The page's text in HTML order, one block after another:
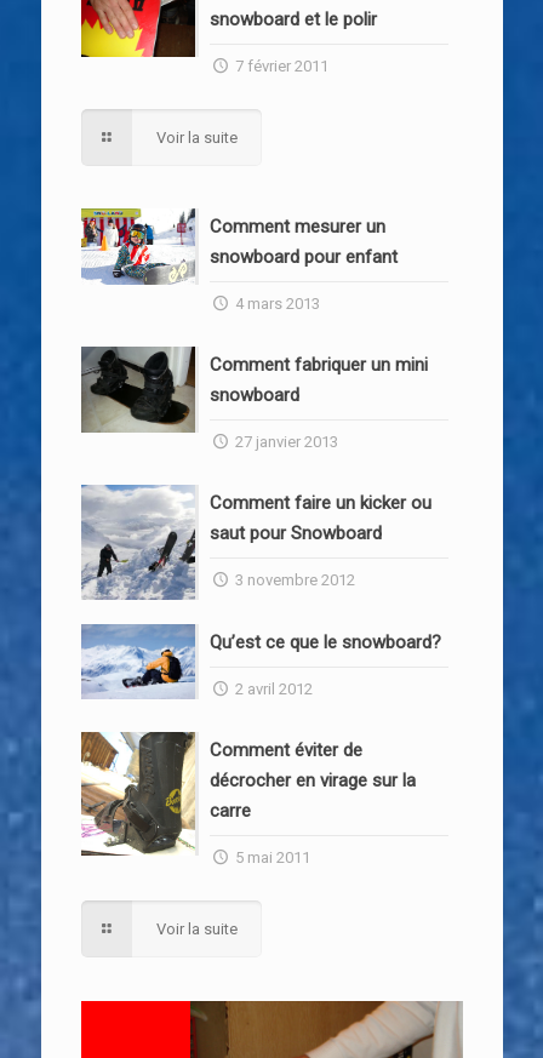
snowboard et le polir
7 février 2011
Voir la suite
Comment mesurer un
snowboard pour enfant
4 mars 2013
Comment fabriquer un mini
snowboard
27 janvier 2013
Comment faire un kicker ou
saut pour Snowboard
3 novembre 2012
Qu’est ce que le snowboard?
2 avril 2012
Comment éviter de
décrocher en virage sur la
carre
5 mai 2011
Voir la suite